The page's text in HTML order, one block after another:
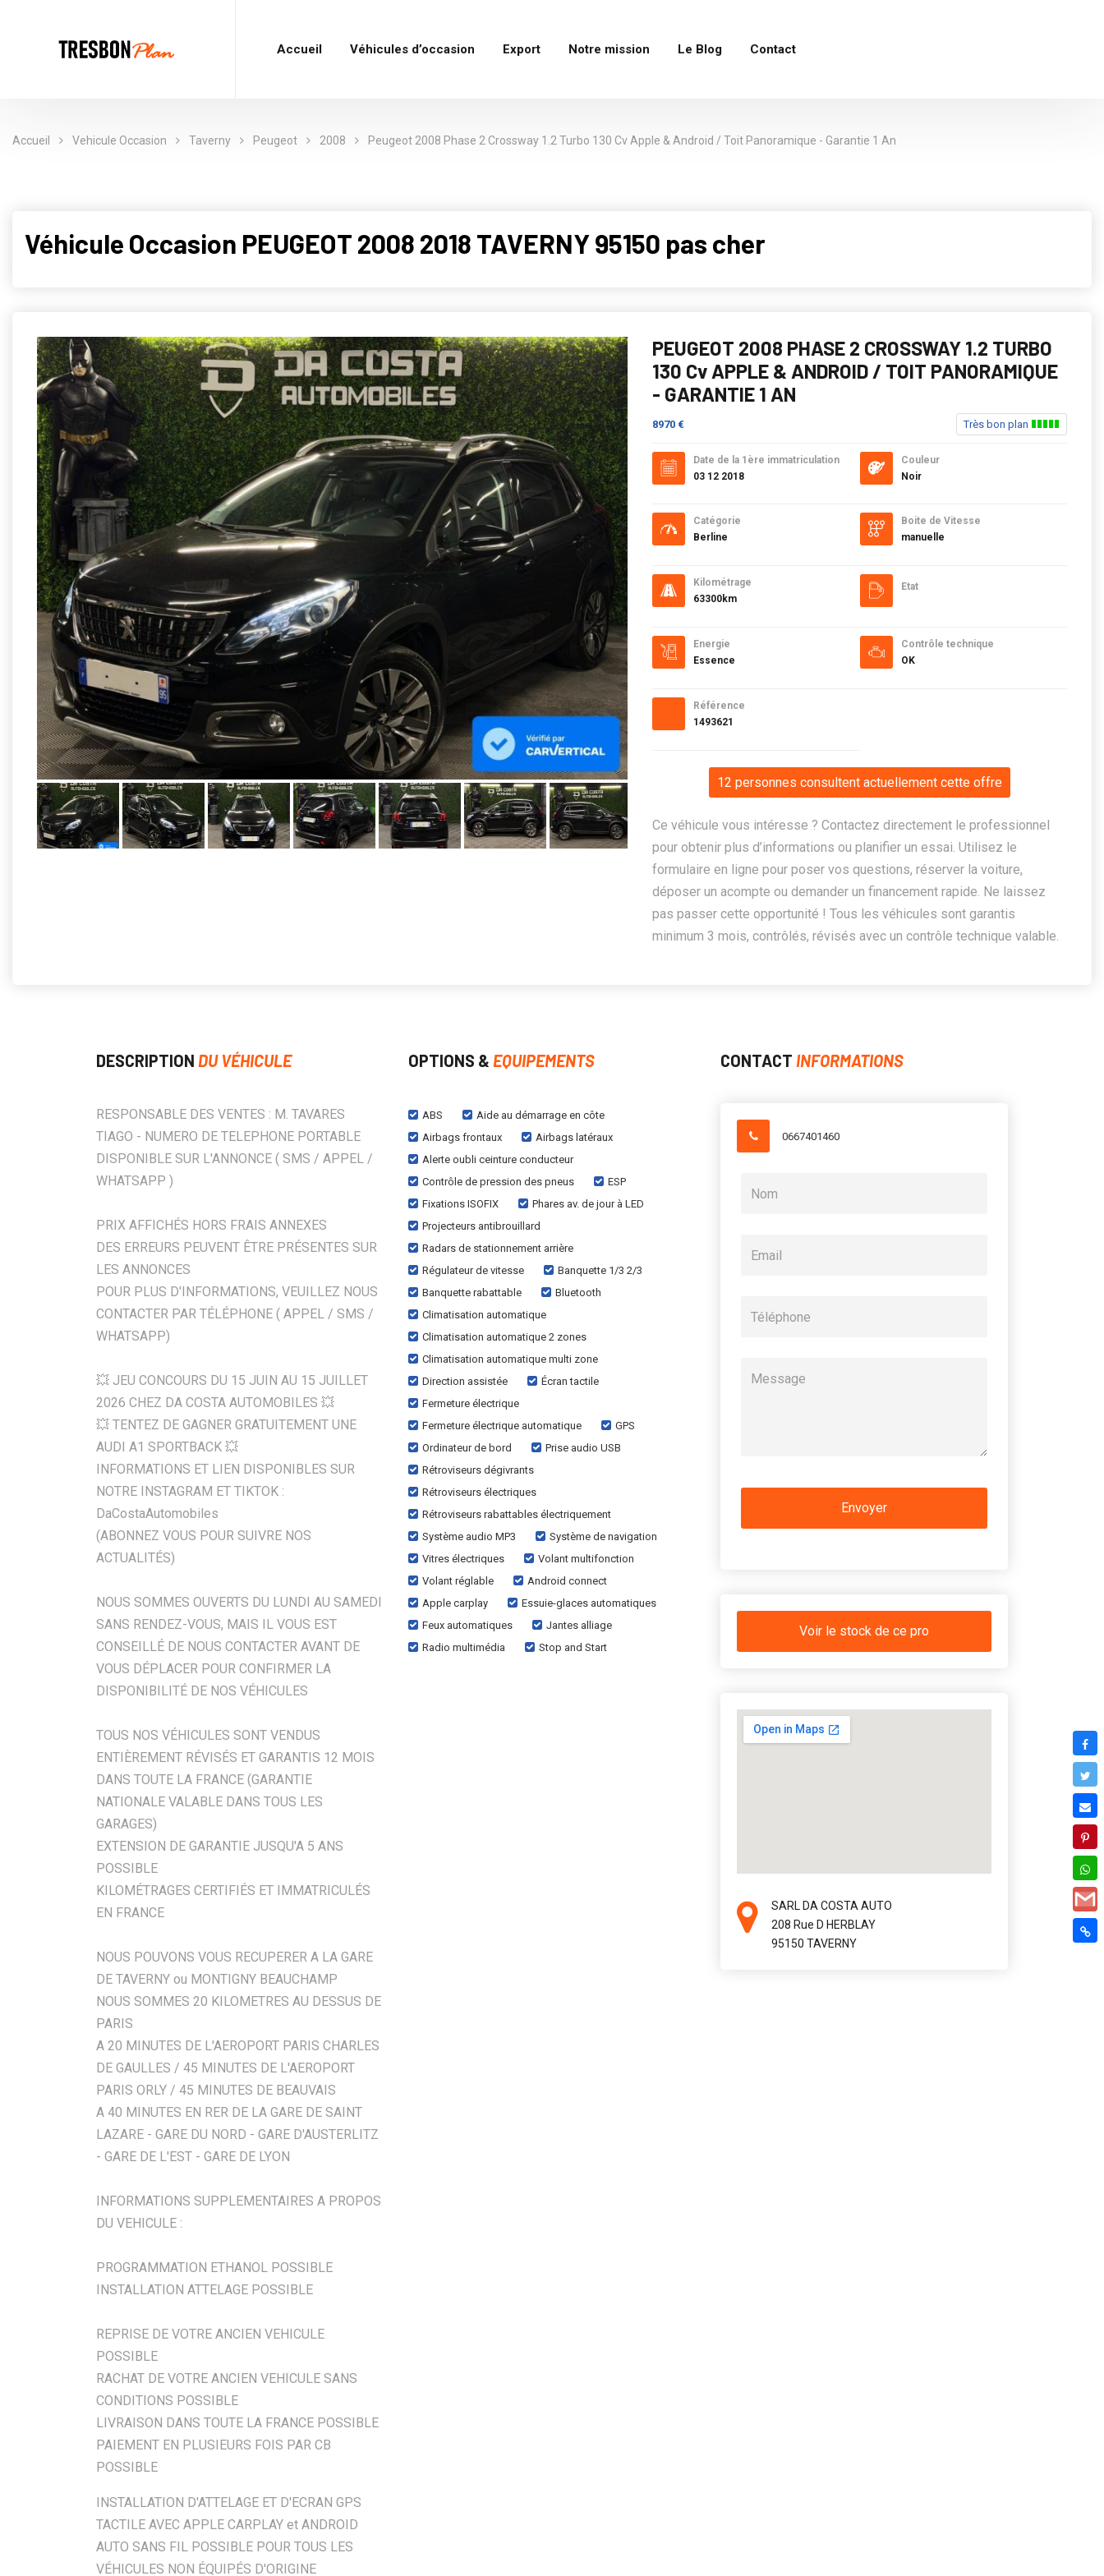
Accueil Véhicules d’occasion Export Notre mission Le Blog Contact
Accueil Vehicule Occasion Taverny Peugeot 2008 Peugeot 2008 Phase 2 Crossway 1.2 Turbo 130 Cv Apple & Android / Toit Panoramique - Garantie 1 An
Véhicule Occasion PEUGEOT 2008 2018 TAVERNY 95150 pas cher
PEUGEOT 2008 PHASE 2 CROSSWAY 1.2 TURBO
130 Cv APPLE & ANDROID / TOIT PANORAMIQUE
- GARANTIE 1 AN
8970 € Très bon plan
Date de la 1ère immatriculation
03 12 2018
Catégorie
Berline
Kilométrage
63300km
Energie
Essence
Référence
1493621
Couleur
Noir
Boite de Vitesse
manuelle
Etat
Contrôle technique
OK
12 personnes consultent actuellement cette offre
Ce véhicule vous intéresse ? Contactez directement le professionnel
pour obtenir plus d’informations ou planifier un essai. Utilisez le
formulaire en ligne pour poser vos questions, réserver la voiture,
déposer un acompte ou demander un financement rapide. Ne laissez
pas passer cette opportunité ! Tous les véhicules sont garantis
minimum 3 mois, contrôlés, révisés avec un contrôle technique valable.
DESCRIPTION DU VÉHICULE
RESPONSABLE DES VENTES : M. TAVARES
TIAGO - NUMERO DE TELEPHONE PORTABLE
DISPONIBLE SUR L'ANNONCE ( SMS / APPEL /
WHATSAPP )
PRIX AFFICHÉS HORS FRAIS ANNEXES
DES ERREURS PEUVENT ÊTRE PRÉSENTES SUR
LES ANNONCES
POUR PLUS D'INFORMATIONS, VEUILLEZ NOUS
CONTACTER PAR TÉLÉPHONE ( APPEL / SMS /
WHATSAPP)
💥 JEU CONCOURS DU 15 JUIN AU 15 JUILLET
2026 CHEZ DA COSTA AUTOMOBILES 💥
💥 TENTEZ DE GAGNER GRATUITEMENT UNE
AUDI A1 SPORTBACK 💥
INFORMATIONS ET LIEN DISPONIBLES SUR
NOTRE INSTAGRAM ET TIKTOK :
DaCostaAutomobiles
(ABONNEZ VOUS POUR SUIVRE NOS
ACTUALITÉS)
NOUS SOMMES OUVERTS DU LUNDI AU SAMEDI
SANS RENDEZ-VOUS, MAIS IL VOUS EST
CONSEILLÉ DE NOUS CONTACTER AVANT DE
VOUS DÉPLACER POUR CONFIRMER LA
DISPONIBILITÉ DE NOS VÉHICULES
TOUS NOS VÉHICULES SONT VENDUS
ENTIÈREMENT RÉVISÉS ET GARANTIS 12 MOIS
DANS TOUTE LA FRANCE (GARANTIE
NATIONALE VALABLE DANS TOUS LES
GARAGES)
EXTENSION DE GARANTIE JUSQU'A 5 ANS
POSSIBLE
KILOMÉTRAGES CERTIFIÉS ET IMMATRICULÉS
EN FRANCE
NOUS POUVONS VOUS RECUPERER A LA GARE
DE TAVERNY ou MONTIGNY BEAUCHAMP
NOUS SOMMES 20 KILOMETRES AU DESSUS DE
PARIS
A 20 MINUTES DE L'AEROPORT PARIS CHARLES
DE GAULLES / 45 MINUTES DE L'AEROPORT
PARIS ORLY / 45 MINUTES DE BEAUVAIS
A 40 MINUTES EN RER DE LA GARE DE SAINT
LAZARE - GARE DU NORD - GARE D'AUSTERLITZ
- GARE DE L'EST - GARE DE LYON
INFORMATIONS SUPPLEMENTAIRES A PROPOS
DU VEHICULE :
PROGRAMMATION ETHANOL POSSIBLE
INSTALLATION ATTELAGE POSSIBLE
REPRISE DE VOTRE ANCIEN VEHICULE
POSSIBLE
RACHAT DE VOTRE ANCIEN VEHICULE SANS
CONDITIONS POSSIBLE
LIVRAISON DANS TOUTE LA FRANCE POSSIBLE
PAIEMENT EN PLUSIEURS FOIS PAR CB
POSSIBLE
INSTALLATION D'ATTELAGE ET D'ECRAN GPS
TACTILE AVEC APPLE CARPLAY et ANDROID
AUTO SANS FIL POSSIBLE POUR TOUS LES
VÉHICULES NON ÉQUIPÉS D'ORIGINE
OPTIONS & EQUIPEMENTS
ABS
Aide au démarrage en côte
Airbags frontaux
Airbags latéraux
Alerte oubli ceinture conducteur
Contrôle de pression des pneus
ESP
Fixations ISOFIX
Phares av. de jour à LED
Projecteurs antibrouillard
Radars de stationnement arrière
Régulateur de vitesse
Banquette 1/3 2/3
Banquette rabattable
Bluetooth
Climatisation automatique
Climatisation automatique 2 zones
Climatisation automatique multi zone
Direction assistée
Écran tactile
Fermeture électrique
Fermeture électrique automatique
GPS
Ordinateur de bord
Prise audio USB
Rétroviseurs dégivrants
Rétroviseurs électriques
Rétroviseurs rabattables électriquement
Système audio MP3
Système de navigation
Vitres électriques
Volant multifonction
Volant réglable
Android connect
Apple carplay
Essuie-glaces automatiques
Feux automatiques
Jantes alliage
Radio multimédia
Stop and Start
CONTACT INFORMATIONS
0667401460
Voir le stock de ce pro
SARL DA COSTA AUTO
208 Rue D HERBLAY
95150 TAVERNY